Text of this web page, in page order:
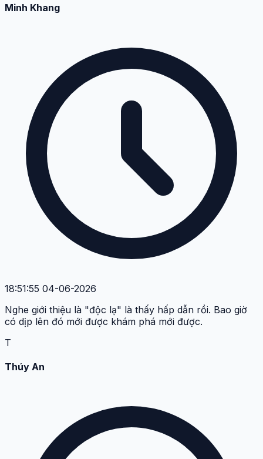
Minh Khang
18:51:55 04-06-2026
Nghe giới thiệu là "độc lạ" là thấy hấp dẫn rồi. Bao giờ
có dịp lên đó mới được khám phá mới được.
T
Thúy An